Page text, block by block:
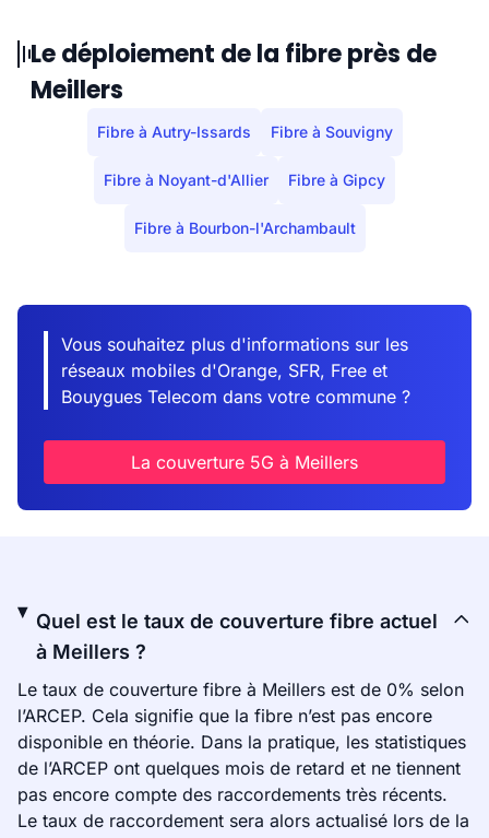
Le déploiement de la fibre près de
Meillers
Fibre à Autry-Issards Fibre à Souvigny
Fibre à Noyant-d'Allier Fibre à Gipcy
Fibre à Bourbon-l'Archambault
Vous souhaitez plus d'informations sur les
réseaux mobiles d'Orange, SFR, Free et
Bouygues Telecom dans votre commune ?
La couverture 5G à Meillers
Quel est le taux de couverture fibre actuel
à Meillers ?
Le taux de couverture fibre à Meillers est de 0% selon
l’ARCEP. Cela signifie que la fibre n’est pas encore
disponible en théorie. Dans la pratique, les statistiques
de l’ARCEP ont quelques mois de retard et ne tiennent
pas encore compte des raccordements très récents.
Le taux de raccordement sera alors actualisé lors de la